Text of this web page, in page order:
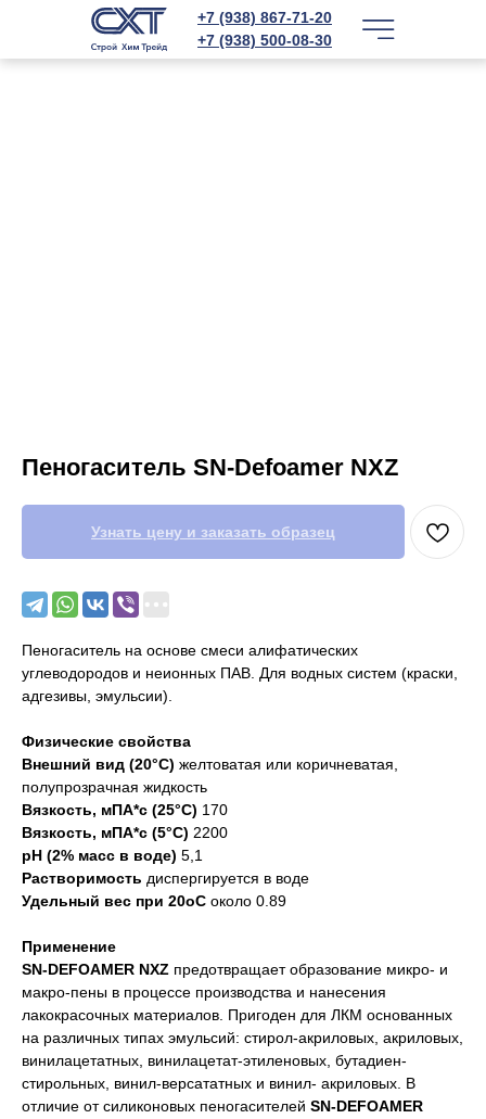
+7 (938) 867-71-20
+7 (938) 500-08-30
Пеногаситель SN-Defoamer NXZ
Узнать цену и заказать образец
Пеногаситель на основе смеси алифатических
углеводородов и неионных ПАВ. Для водных систем (краски,
адгезивы, эмульсии).
Физические свойства
Внешний вид (20°С) желтоватая или коричневатая,
полупрозрачная жидкость
Вязкость, мПА*с (25°С) 170
Вязкость, мПА*с (5°С) 2200
рН (2% масс в воде) 5,1
Растворимость диспергируется в воде
Удельный вес при 20оС около 0.89
Применение
SN-DEFOAMER NXZ предотвращает образование микро- и
макро-пены в процессе производства и нанесения
лакокрасочных материалов. Пригоден для ЛКМ основанных
на различных типах эмульсий: стирол-акриловых, акриловых,
винилацетатных, винилацетат-этиленовых, бутадиен-
стирольных, винил-версататных и винил- акриловых. В
отличие от силиконовых пеногасителей SN-DEFOAMER